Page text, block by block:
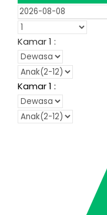
Kamar1 :
Kamar1 :